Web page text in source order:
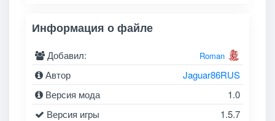
Информация о файле
Добавил: Roman
Автор
Jaguar86RUS
Версия мода
1.0
Версия игры
1.5.7